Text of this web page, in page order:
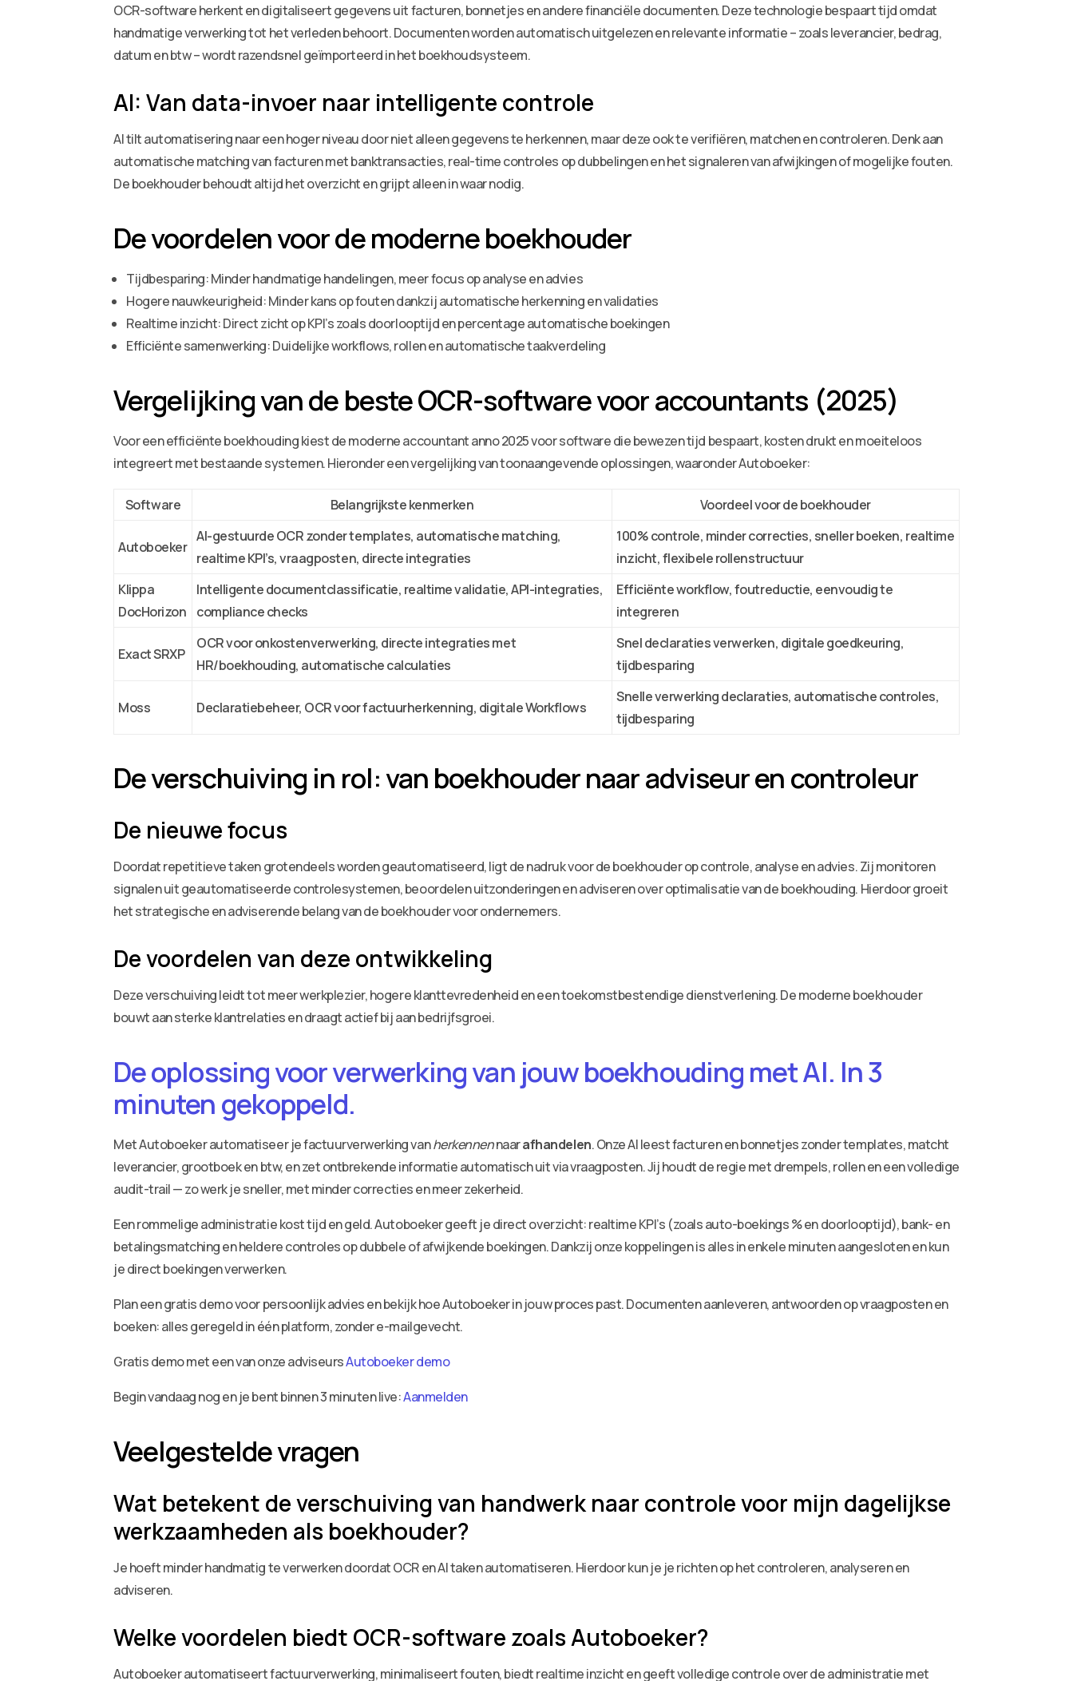
OCR-software herkent en digitaliseert gegevens uit facturen, bonnetjes en andere financiële documenten. Deze technologie bespaart tijd omdat
handmatige verwerking tot het verleden behoort. Documenten worden automatisch uitgelezen en relevante informatie – zoals leverancier, bedrag,
datum en btw – wordt razendsnel geïmporteerd in het boekhoudsysteem.
AI: Van data-invoer naar intelligente controle
AI tilt automatisering naar een hoger niveau door niet alleen gegevens te herkennen, maar deze ook te verifiëren, matchen en controleren. Denk aan
automatische matching van facturen met banktransacties, real-time controles op dubbelingen en het signaleren van afwijkingen of mogelijke fouten.
De boekhouder behoudt altijd het overzicht en grijpt alleen in waar nodig.
De voordelen voor de moderne boekhouder
Tijdbesparing: Minder handmatige handelingen, meer focus op analyse en advies
Hogere nauwkeurigheid: Minder kans op fouten dankzij automatische herkenning en validaties
Realtime inzicht: Direct zicht op KPI’s zoals doorlooptijd en percentage automatische boekingen
Efficiënte samenwerking: Duidelijke workflows, rollen en automatische taakverdeling
Vergelijking van de beste OCR-software voor accountants (2025)
Voor een efficiënte boekhouding kiest de moderne accountant anno 2025 voor software die bewezen tijd bespaart, kosten drukt en moeiteloos
integreert met bestaande systemen. Hieronder een vergelijking van toonaangevende oplossingen, waaronder Autoboeker:
Software Belangrijkste kenmerken Voordeel voor de boekhouder
Autoboeker
AI-gestuurde OCR zonder templates, automatische matching,
realtime KPI’s, vraagposten, directe integraties
100% controle, minder correcties, sneller boeken, realtime
inzicht, flexibele rollenstructuur
Klippa
DocHorizon
Intelligente documentclassificatie, realtime validatie, API-integraties,
compliance checks
Efficiënte workflow, foutreductie, eenvoudig te
integreren
Exact SRXP
OCR voor onkostenverwerking, directe integraties met
HR/boekhouding, automatische calculaties
Snel declaraties verwerken, digitale goedkeuring,
tijdbesparing
Moss Declaratiebeheer, OCR voor factuurherkenning, digitale Workflows
Snelle verwerking declaraties, automatische controles,
tijdbesparing
De verschuiving in rol: van boekhouder naar adviseur en controleur
De nieuwe focus
Doordat repetitieve taken grotendeels worden geautomatiseerd, ligt de nadruk voor de boekhouder op controle, analyse en advies. Zij monitoren
signalen uit geautomatiseerde controlesystemen, beoordelen uitzonderingen en adviseren over optimalisatie van de boekhouding. Hierdoor groeit
het strategische en adviserende belang van de boekhouder voor ondernemers.
De voordelen van deze ontwikkeling
Deze verschuiving leidt tot meer werkplezier, hogere klanttevredenheid en een toekomstbestendige dienstverlening. De moderne boekhouder
bouwt aan sterke klantrelaties en draagt actief bij aan bedrijfsgroei.
De oplossing voor verwerking van jouw boekhouding met AI. In 3
minuten gekoppeld.
Met Autoboeker automatiseer je factuurverwerking vanherkennennaarafhandelen. Onze AI leest facturen en bonnetjes zonder templates, matcht
leverancier, grootboek en btw, en zet ontbrekende informatie automatisch uit via vraagposten. Jij houdt de regie met drempels, rollen en een volledige
audit-trail — zo werk je sneller, met minder correcties en meer zekerheid.
Een rommelige administratie kost tijd en geld. Autoboeker geeft je direct overzicht: realtime KPI’s (zoals auto-boekings % en doorlooptijd), bank- en
betalingsmatching en heldere controles op dubbele of afwijkende boekingen. Dankzij onze koppelingen is alles in enkele minuten aangesloten en kun
je direct boekingen verwerken.
Plan een gratis demo voor persoonlijk advies en bekijk hoe Autoboeker in jouw proces past. Documenten aanleveren, antwoorden op vraagposten en
boeken: alles geregeld in één platform, zonder e-mailgevecht.
Gratis demo met een van onze adviseursAutoboeker demo
Begin vandaag nog en je bent binnen 3 minuten live:Aanmelden
Veelgestelde vragen
Wat betekent de verschuiving van handwerk naar controle voor mijn dagelijkse
werkzaamheden als boekhouder?
Je hoeft minder handmatig te verwerken doordat OCR en AI taken automatiseren. Hierdoor kun je je richten op het controleren, analyseren en
adviseren.
Welke voordelen biedt OCR-software zoals Autoboeker?
Autoboeker automatiseert factuurverwerking, minimaliseert fouten, biedt realtime inzicht en geeft volledige controle over de administratie met